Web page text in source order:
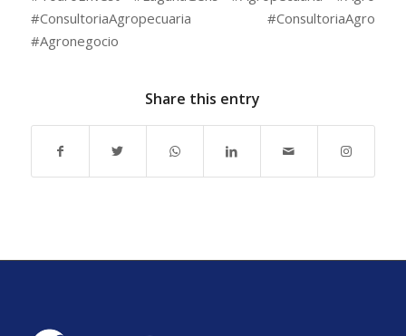
#ConsultoriaAgropecuaria #ConsultoriaAgro
#Agronegocio
Share this entry